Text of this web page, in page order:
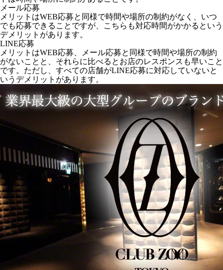
メール応募
メリットはWEB応募と同様で時間や場所の制約がなく、いつ
でも応募できることですが、こちらも対応時間がかかるという
デメリットがあります。
LINE応募
メリットはWEB応募、メール応募と同様で時間や場所の制約
がないことと、それらに比べるとお店のレスポンスも早いこと
です。ただし、すべての店舗がLINE応募に対応していないと
いうデメリットがあります。